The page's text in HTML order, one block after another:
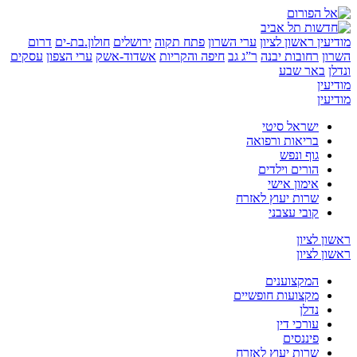
ראשון לציון ערי השרון פתח תקוה ירושלים חולון.בת-ים דרום
רחובות יבנה ר”ג גב חיפה והקריות אשדוד-אשק ערי הצפון עסקים
באר שבע
ישראל סיטי
בריאות ורפואה
גוף ונפש
הורים וילדים
אימון אישי
שרות יעוץ לאזרח
קובי עצבני
לציון
לציון
המקצוענים
מקצועות חופשיים
עורכי דין
פיננסים
שרות יעוץ לאזרח